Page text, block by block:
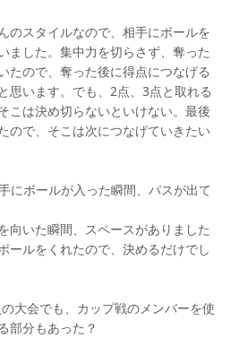
のスタイルなので、相手にボールを
ました。集中力を切らさず、奪った
たので、奪った後に得点につなげる
思います。でも、2点、3点と取れる
こは決め切らないといけない。最後
ので、そこは次につなげていきたい
にボールが入った瞬間、パスが出て
向いた瞬間、スペースがありました
ールをくれたので、決めるだけでし
大会でも、カップ戦のメンバーを使
部分もあった？